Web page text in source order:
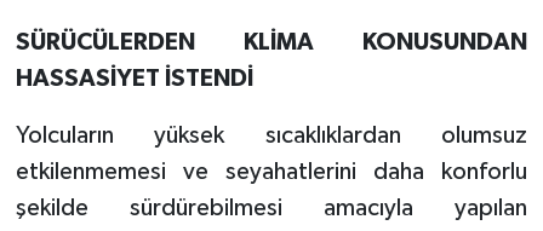
SÜRÜCÜLERDEN KLİMA KONUSUNDAN
HASSASİYET İSTENDİ
Yolcuların yüksek sıcaklıklardan olumsuz
etkilenmemesi ve seyahatlerini daha konforlu
şekilde sürdürebilmesi amacıyla yapılan